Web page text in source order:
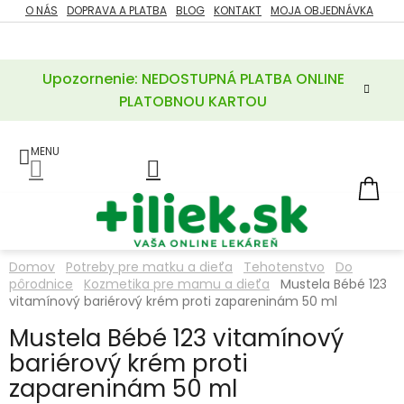
Prejsť
na
Upozornenie: NEDOSTUPNÁ PLATBA ONLINE
PLATOBNOU KARTOU
O NÁS DOPRAVA A PLATBA BLOG KONTAKT MOJA OBJEDNÁVKA
ZĽAVY
POTREBY
A
LIEKY
VITAMÍNY
A
MINERÁLY
KOZMETIKA
Domov Potreby pre matku a dieťa Tehotenstvo
Do
pôrodnice
Kozmetika pre mamu a dieťa
Mustela Bébé 123
vitamínový bariérový krém proti zapareninám 50 ml
Mustela Bébé 123 vitamínový
bariérový krém proti
zapareninám 50 ml